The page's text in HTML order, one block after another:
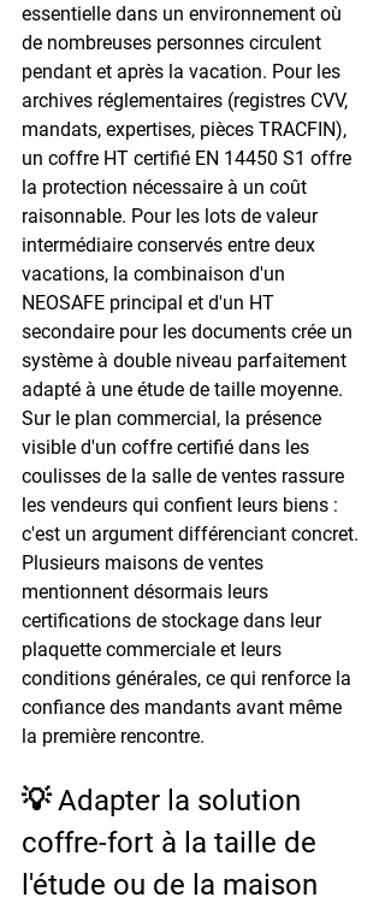
essentielle dans un environnement où
de nombreuses personnes circulent
pendant et après la vacation. Pour les
archives réglementaires (registres CVV,
mandats, expertises, pièces TRACFIN),
un coffre HT certifié EN 14450 S1 offre
la protection nécessaire à un coût
raisonnable. Pour les lots de valeur
intermédiaire conservés entre deux
vacations, la combinaison d'un
NEOSAFE principal et d'un HT
secondaire pour les documents crée un
système à double niveau parfaitement
adapté à une étude de taille moyenne.
Sur le plan commercial, la présence
visible d'un coffre certifié dans les
coulisses de la salle de ventes rassure
les vendeurs qui confient leurs biens :
c'est un argument différenciant concret.
Plusieurs maisons de ventes
mentionnent désormais leurs
certifications de stockage dans leur
plaquette commerciale et leurs
conditions générales, ce qui renforce la
confiance des mandants avant même
la première rencontre.
💡 Adapter la solution
coffre-fort à la taille de
l'étude ou de la maison